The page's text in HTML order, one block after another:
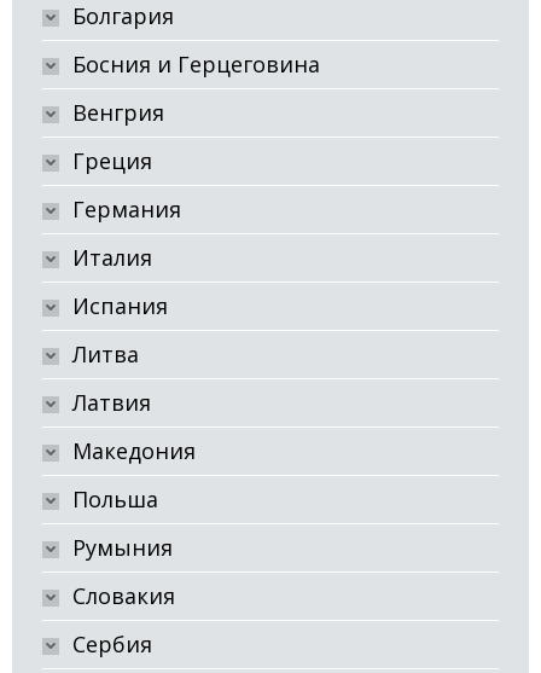
Болгария
Босния и Герцеговина
Венгрия
Греция
Германия
Италия
Испания
Литва
Латвия
Македония
Польша
Румыния
Словакия
Сербия